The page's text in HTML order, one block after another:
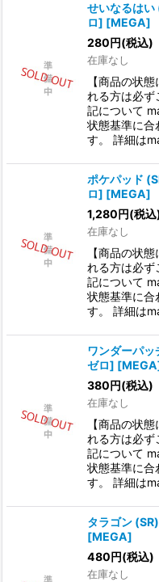
せいなるは
ロ] [MEGA]
280円(税込)
在庫なし
【商品の状
れる方は必ず
記について
状態基準に合
す。 詳細は
ポケパッド
ロ] [MEGA]
1,280円(税込
在庫なし
【商品の状
れる方は必ず
記について
状態基準に合
す。 詳細は
ワンダーパ
ゼロ]
380円(税込)
在庫なし
【商品の状
れる方は必ず
記について
状態基準に合
す。 詳細は
タラゴン
[MEGA]
480円(税込)
在庫なし